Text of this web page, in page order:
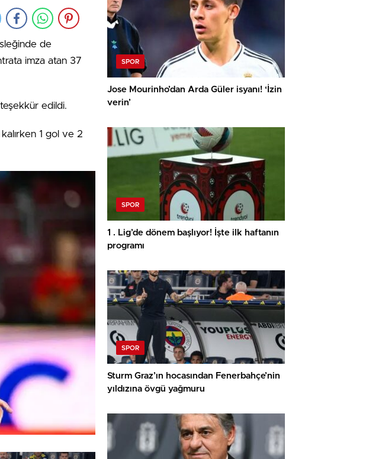
de
imza atan 37
edildi.
1 gol ve 2
SPOR
Jose Mourinho’dan Arda Güler isyanı! ‘İzin
verin’
SPOR
1 . Lig’de dönem başlıyor! İşte ilk haftanın
programı
SPOR
Sturm Graz’ın hocasından Fenerbahçe’nin
yıldızına övgü yağmuru